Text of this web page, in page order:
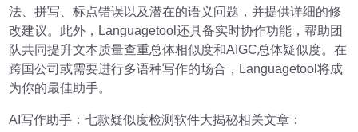
法、拼写、标点错误以及潜在的语义问题，并提供详细的修
改建议。此外，Languagetool还具备实时协作功能，帮助团
队共同提升文本质量查重总体相似度和AIGC总体疑似度。在
跨国公司或需要进行多语种写作的场合，Languagetool将成
为你的最佳助手。
AI写作助手：七款疑似度检测软件大揭秘相关文章：